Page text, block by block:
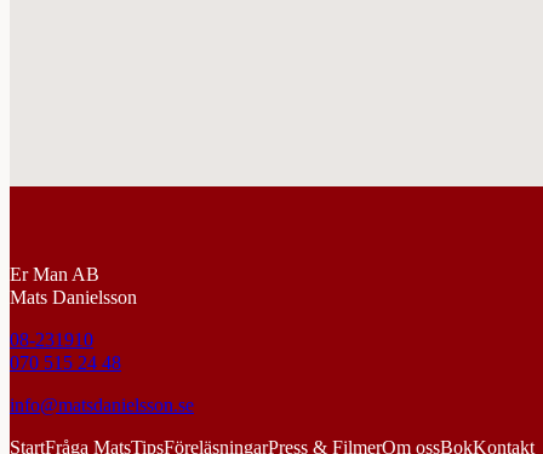
Er Man AB
Mats Danielsson
08-231910
070 515 24 48
info@matsdanielsson.se
StartFråga MatsTipsFöreläsningarPress & FilmerOm ossBokKontakt